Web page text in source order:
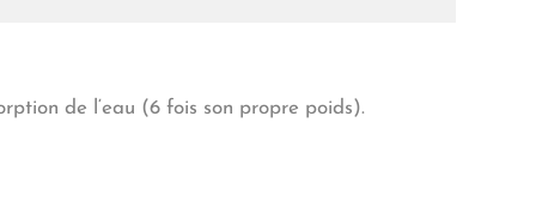
de l‘eau (6 fois son propre poids).